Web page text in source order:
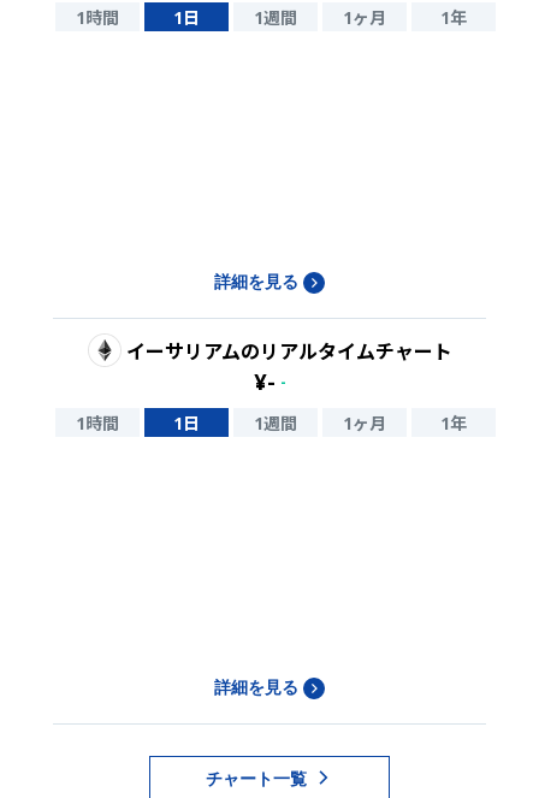
1時間 1日 1週間 1ヶ月 1年
詳細を見る
イーサリアムのリアルタイムチャート
¥- -
1時間 1日 1週間 1ヶ月 1年
詳細を見る
チャート一覧